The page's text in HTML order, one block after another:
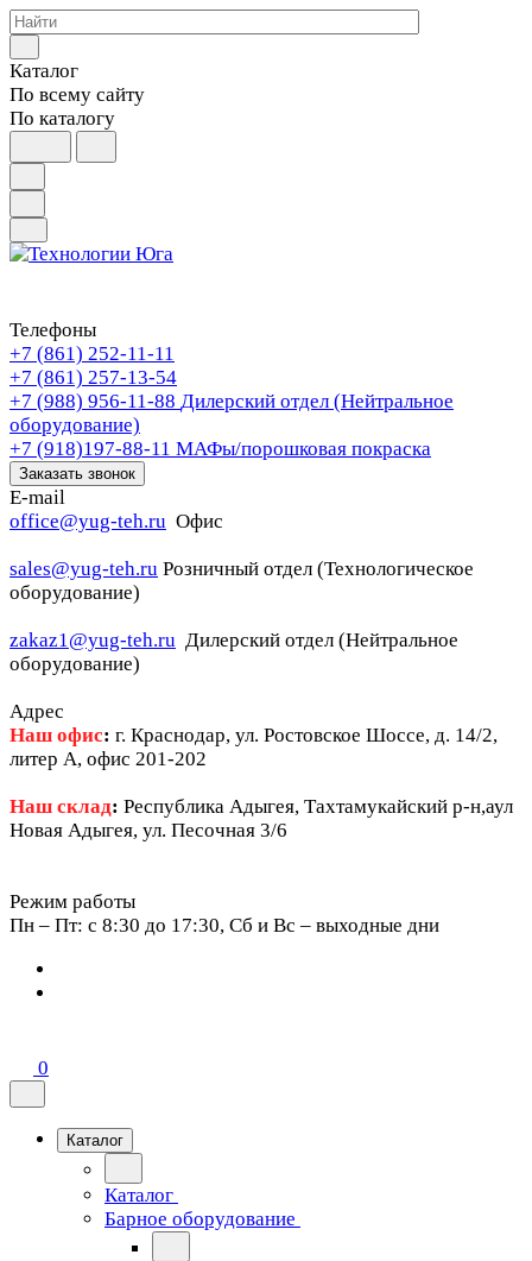
Каталог
По всему сайту
По каталогу
Телефоны
+7 (861) 252-11-11
+7 (861) 257-13-54
+7 (988) 956-11-88 Дилерский отдел (Нейтральное
оборудование)
+7 (918)197-88-11 МАФы/порошковая покраска
Заказать звонок
E-mail
office@yug-teh.ru Офис
sales@yug-teh.ru Розничный отдел (Технологическое
оборудование)
zakaz1@yug-teh.ru Дилерский отдел (Нейтральное
оборудование)
Адрес
Наш офис: г. Краснодар, ул. Ростовское Шоссе, д. 14/2,
литер А, офис 201-202
Наш склад: Республика Адыгея, Тахтамукайский р-н,аул
Новая Адыгея, ул. Песочная 3/6
Режим работы
Пн – Пт: c 8:30 до 17:30, Сб и Вс – выходные дни
0
Каталог
Каталог
Барное оборудование